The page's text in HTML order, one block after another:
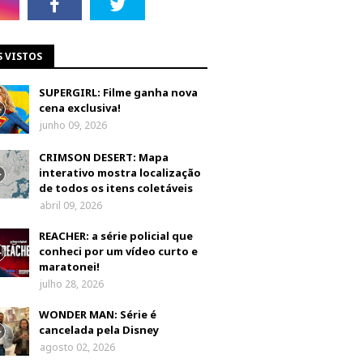
VISTOS
SUPERGIRL: Filme ganha nova
cena exclusiva!
junho 09, 2026
CRIMSON DESERT: Mapa
interativo mostra localização
de todos os itens coletáveis
abril 09, 2026
REACHER: a série policial que
conheci por um vídeo curto e
maratonei!
julho 28, 2026
WONDER MAN: Série é
cancelada pela Disney
agosto 02, 2026